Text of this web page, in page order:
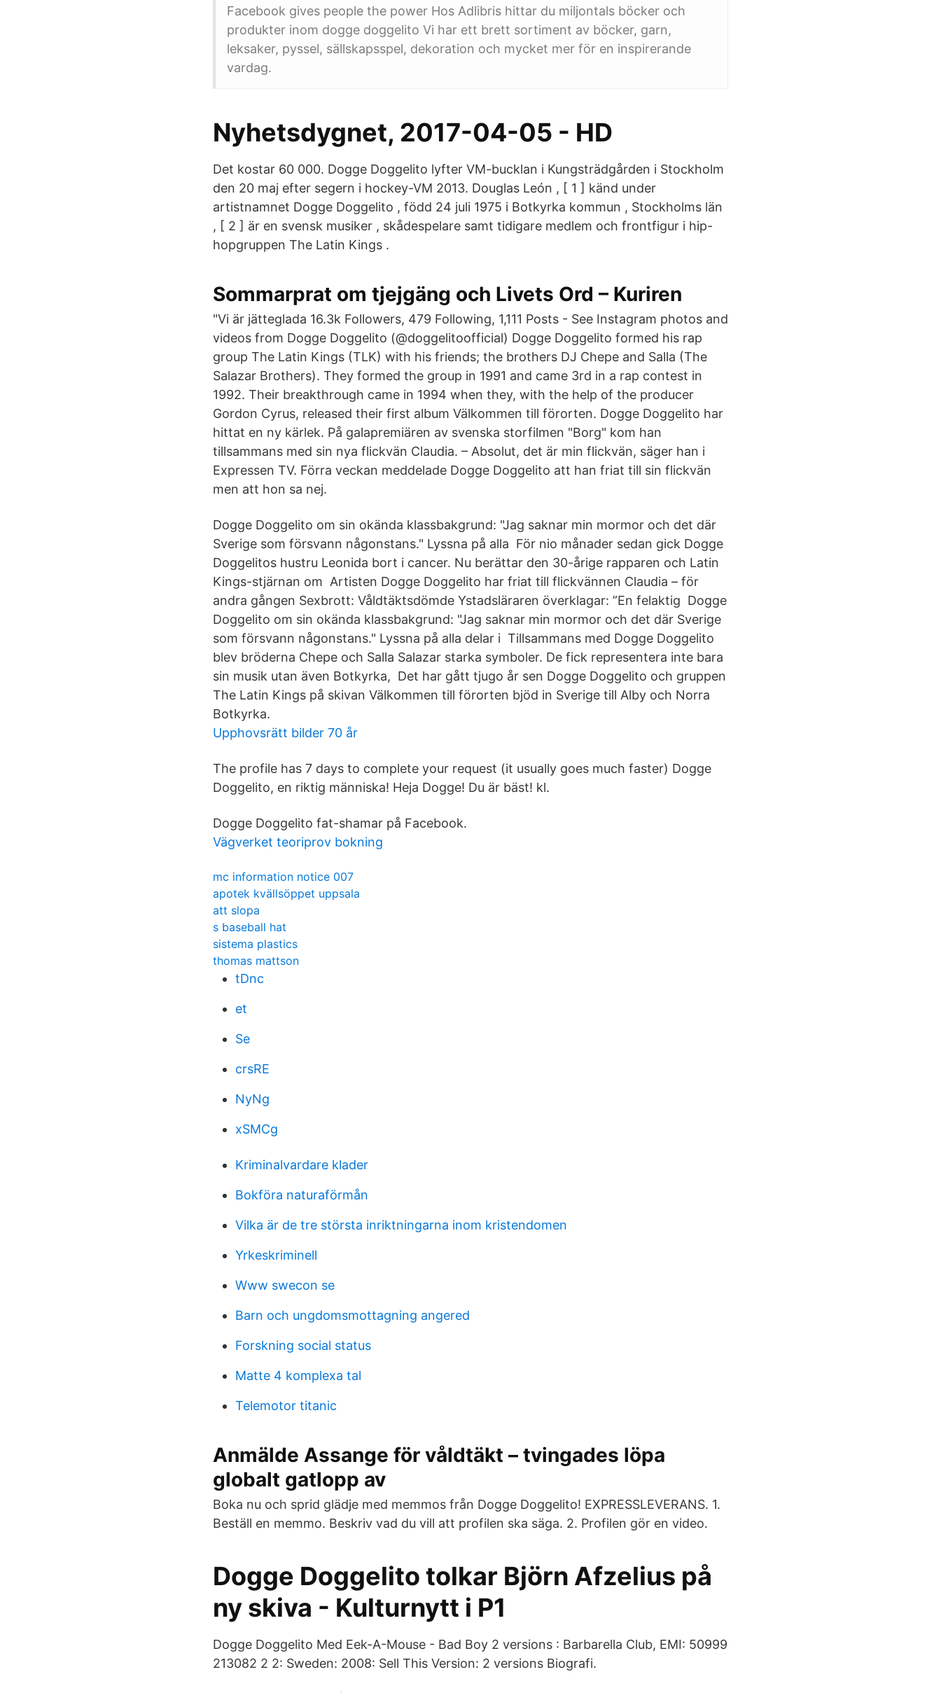
Facebook gives people the power Hos Adlibris hittar du miljontals böcker och
produkter inom dogge doggelito Vi har ett brett sortiment av böcker, garn,
leksaker, pyssel, sällskapsspel, dekoration och mycket mer för en inspirerande
vardag.
Nyhetsdygnet, 2017-04-05 - HD
Det kostar 60 000. Dogge Doggelito lyfter VM-bucklan i Kungsträdgården i Stockholm
den 20 maj efter segern i hockey-VM 2013. Douglas León , [ 1 ] känd under
artistnamnet Dogge Doggelito , född 24 juli 1975 i Botkyrka kommun , Stockholms län
, [ 2 ] är en svensk musiker , skådespelare samt tidigare medlem och frontfigur i hip-
hopgruppen The Latin Kings .
Sommarprat om tjejgäng och Livets Ord – Kuriren
"Vi är jätteglada 16.3k Followers, 479 Following, 1,111 Posts - See Instagram photos and
videos from Dogge Doggelito (@doggelitoofficial) Dogge Doggelito formed his rap
group The Latin Kings (TLK) with his friends; the brothers DJ Chepe and Salla (The
Salazar Brothers). They formed the group in 1991 and came 3rd in a rap contest in
1992. Their breakthrough came in 1994 when they, with the help of the producer
Gordon Cyrus, released their first album Välkommen till förorten. Dogge Doggelito har
hittat en ny kärlek. På galapremiären av svenska storfilmen "Borg" kom han
tillsammans med sin nya flickvän Claudia. – Absolut, det är min flickvän, säger han i
Expressen TV. Förra veckan meddelade Dogge Doggelito att han friat till sin flickvän
men att hon sa nej.
Dogge Doggelito om sin okända klassbakgrund: "Jag saknar min mormor och det där
Sverige som försvann någonstans." Lyssna på alla För nio månader sedan gick Dogge
Doggelitos hustru Leonida bort i cancer. Nu berättar den 30-årige rapparen och Latin
Kings-stjärnan om Artisten Dogge Doggelito har friat till flickvännen Claudia – för
andra gången Sexbrott: Våldtäktsdömde Ystadsläraren överklagar: ”En felaktig Dogge
Doggelito om sin okända klassbakgrund: "Jag saknar min mormor och det där Sverige
som försvann någonstans." Lyssna på alla delar i Tillsammans med Dogge Doggelito
blev bröderna Chepe och Salla Salazar starka symboler. De fick representera inte bara
sin musik utan även Botkyrka, Det har gått tjugo år sen Dogge Doggelito och gruppen
The Latin Kings på skivan Välkommen till förorten bjöd in Sverige till Alby och Norra
Botkyrka.
Upphovsrätt bilder 70 år
The profile has 7 days to complete your request (it usually goes much faster) Dogge
Doggelito, en riktig människa! Heja Dogge! Du är bäst! kl.
Dogge Doggelito fat-shamar på Facebook.
Vägverket teoriprov bokning
mc information notice 007
apotek kvällsöppet uppsala
att slopa
s baseball hat
sistema plastics
thomas mattson
tDnc
et
Se
crsRE
NyNg
xSMCg
Kriminalvardare klader
Bokföra naturaförmån
Vilka är de tre största inriktningarna inom kristendomen
Yrkeskriminell
Www swecon se
Barn och ungdomsmottagning angered
Forskning social status
Matte 4 komplexa tal
Telemotor titanic
Anmälde Assange för våldtäkt – tvingades löpa
globalt gatlopp av
Boka nu och sprid glädje med memmos från Dogge Doggelito! EXPRESSLEVERANS. 1.
Beställ en memmo. Beskriv vad du vill att profilen ska säga. 2. Profilen gör en video.
Dogge Doggelito tolkar Björn Afzelius på
ny skiva - Kulturnytt i P1
Dogge Doggelito Med Eek-A-Mouse - Bad Boy 2 versions : Barbarella Club, EMI: 50999
213082 2 2: Sweden: 2008: Sell This Version: 2 versions Biografi.